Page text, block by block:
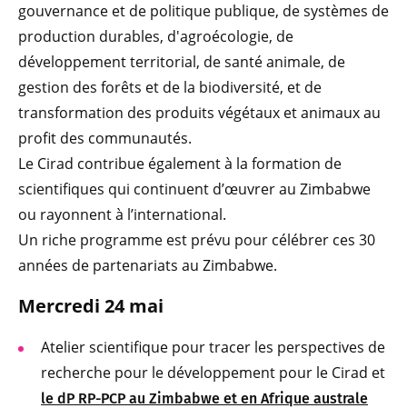
gouvernance et de politique publique, de systèmes de
production durables, d'agroécologie, de
développement territorial, de santé animale, de
gestion des forêts et de la biodiversité, et de
transformation des produits végétaux et animaux au
profit des communautés.
Le Cirad contribue également à la formation de
scientifiques qui continuent d’œuvrer au Zimbabwe
ou rayonnent à l’international.
Un riche programme est prévu pour célébrer ces 30
années de partenariats au Zimbabwe.
Mercredi 24 mai
Atelier scientifique pour tracer les perspectives de
recherche pour le développement pour le Cirad et
le dP RP-PCP au Zimbabwe et en Afrique australe